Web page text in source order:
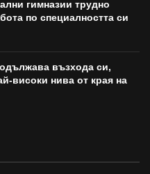
гимназии трудно
по специалността си
възхода си,
високи нива от края на